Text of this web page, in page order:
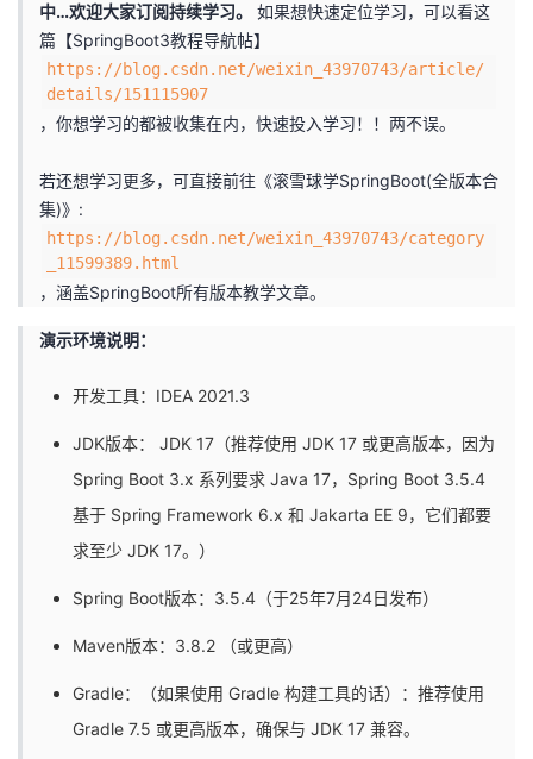
播
活
动
的
关
我
发
者
学
我
Programs
的
支
持
的
我
中…欢迎大家订阅持续学习。
如果想快速定位学习，可以看这
篇【SpringBoot3教程导航帖】
https://blog.csdn.net/weixin_43970743/article/
details/151115907
，你想学习的都被收集在内，快速投入学习！！两不误。
若还想学习更多，可直接前往《滚雪球学SpringBoot(全版本合
集)》:
https://blog.csdn.net/weixin_43970743/category
_11599389.html
，涵盖SpringBoot所有版本教学文章。
演示环境说明：
开发工具：IDEA 2021.3
JDK版本： JDK 17（推荐使用 JDK 17 或更高版本，因为
Spring Boot 3.x 系列要求 Java 17，Spring Boot 3.5.4
基于 Spring Framework 6.x 和 Jakarta EE 9，它们都要
求至少 JDK 17。）
Spring Boot版本：3.5.4（于25年7月24日发布）
Maven版本：3.8.2 （或更高）
Gradle：（如果使用 Gradle 构建工具的话）：推荐使用
Gradle 7.5 或更高版本，确保与 JDK 17 兼容。